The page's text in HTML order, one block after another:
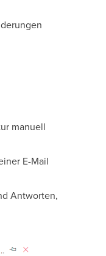
manuell
E-Mail
Antworten,